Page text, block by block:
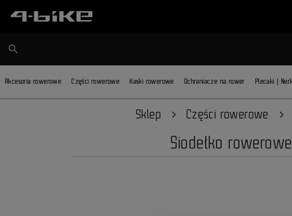
search
Akcesoria rowerowe Części rowerowe Kaski rowerowe Ochraniacze na rower Plecaki |
Sklep Części rowerowe
Siodełko